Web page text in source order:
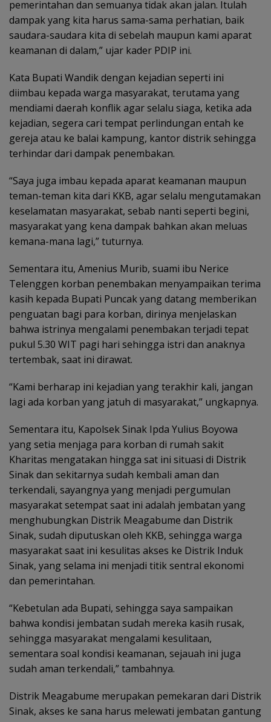
pemerintahan dan semuanya tidak akan jalan. Itulah
dampak yang kita harus sama-sama perhatian, baik
saudara-saudara kita di sebelah maupun kami aparat
keamanan di dalam,” ujar kader PDIP ini.
Kata Bupati Wandik dengan kejadian seperti ini
diimbau kepada warga masyarakat, terutama yang
mendiami daerah konflik agar selalu siaga, ketika ada
kejadian, segera cari tempat perlindungan entah ke
gereja atau ke balai kampung, kantor distrik sehingga
terhindar dari dampak penembakan.
“Saya juga imbau kepada aparat keamanan maupun
teman-teman kita dari KKB, agar selalu mengutamakan
keselamatan masyarakat, sebab nanti seperti begini,
masyarakat yang kena dampak bahkan akan meluas
kemana-mana lagi,” tuturnya.
Sementara itu, Amenius Murib, suami ibu Nerice
Telenggen korban penembakan menyampaikan terima
kasih kepada Bupati Puncak yang datang memberikan
penguatan bagi para korban, dirinya menjelaskan
bahwa istrinya mengalami penembakan terjadi tepat
pukul 5.30 WIT pagi hari sehingga istri dan anaknya
tertembak, saat ini dirawat.
“Kami berharap ini kejadian yang terakhir kali, jangan
lagi ada korban yang jatuh di masyarakat,” ungkapnya.
Sementara itu, Kapolsek Sinak Ipda Yulius Boyowa
yang setia menjaga para korban di rumah sakit
Kharitas mengatakan hingga sat ini situasi di Distrik
Sinak dan sekitarnya sudah kembali aman dan
terkendali, sayangnya yang menjadi pergumulan
masyarakat setempat saat ini adalah jembatan yang
menghubungkan Distrik Meagabume dan Distrik
Sinak, sudah diputuskan oleh KKB, sehingga warga
masyarakat saat ini kesulitas akses ke Distrik Induk
Sinak, yang selama ini menjadi titik sentral ekonomi
dan pemerintahan.
“Kebetulan ada Bupati, sehingga saya sampaikan
bahwa kondisi jembatan sudah mereka kasih rusak,
sehingga masyarakat mengalami kesulitaan,
sementara soal kondisi keamanan, sejauah ini juga
sudah aman terkendali,” tambahnya.
Distrik Meagabume merupakan pemekaran dari Distrik
Sinak, akses ke sana harus melewati jembatan gantung